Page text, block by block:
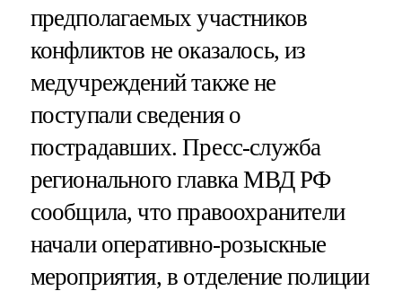
предполагаемых участников
конфликтов не оказалось, из
медучреждений также не
поступали сведения о
пострадавших. Пресс-служба
регионального главка МВД РФ
сообщила, что правоохранители
начали оперативно-розыскные
мероприятия, в отделение полиции